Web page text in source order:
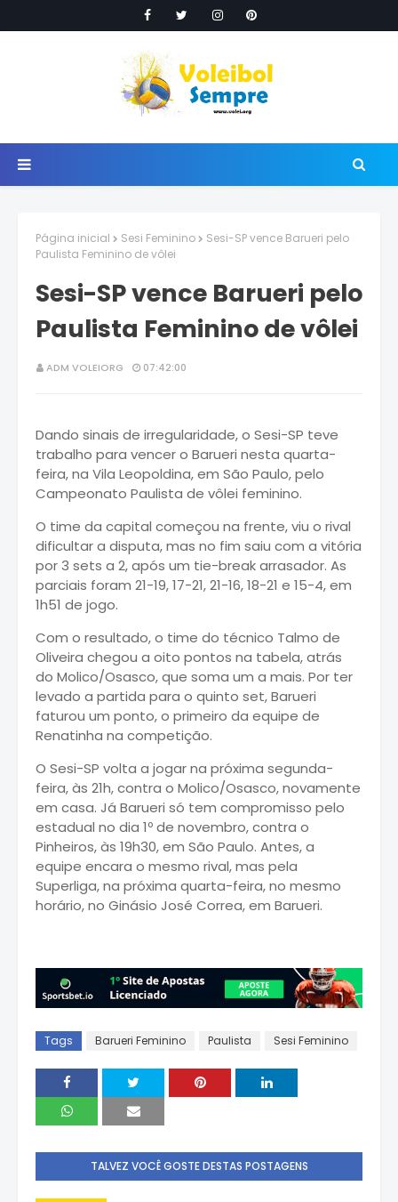
Página inicial Sesi Feminino
Sesi-SP vence Barueri pelo
Paulista Feminino de vôlei
Sesi-SP vence Barueri pelo
Paulista Feminino de vôlei
ADM VOLEIORG 07:42:00
Dando sinais de irregularidade, o Sesi-SP teve
trabalho para vencer o Barueri nesta quarta-
feira, na Vila Leopoldina, em São Paulo, pelo
Campeonato Paulista de vôlei feminino.
O time da capital começou na frente, viu o rival
dificultar a disputa, mas no fim saiu com a vitória
por 3 sets a 2, após um tie-break arrasador. As
parciais foram 21-19, 17-21, 21-16, 18-21 e 15-4, em
1h51 de jogo.
Com o resultado, o time do técnico Talmo de
Oliveira chegou a oito pontos na tabela, atrás
do Molico/Osasco, que soma um a mais. Por ter
levado a partida para o quinto set, Barueri
faturou um ponto, o primeiro da equipe de
Renatinha na competição.
O Sesi-SP volta a jogar na próxima segunda-
feira, às 21h, contra o Molico/Osasco, novamente
em casa. Já Barueri só tem compromisso pelo
estadual no dia 1º de novembro, contra o
Pinheiros, às 19h30, em São Paulo. Antes, a
equipe encara o mesmo rival, mas pela
Superliga, na próxima quarta-feira, no mesmo
horário, no Ginásio José Correa, em Barueri.
Tags Barueri Feminino Paulista Sesi Feminino
TALVEZ VOCÊ GOSTE DESTAS POSTAGENS